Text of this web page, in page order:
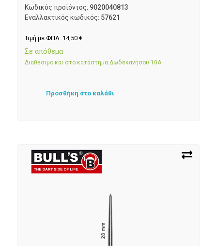
Κωδικός προϊόντος: 9020040813
Εναλλακτικός κωδικός: 57621
Τιμή με ΦΠΑ: 14,50 €
Σε απόθεμα
Διαθέσιμο και στο κατάστημα Δωδεκανήσου 10Α
Προσθήκη στο καλάθι